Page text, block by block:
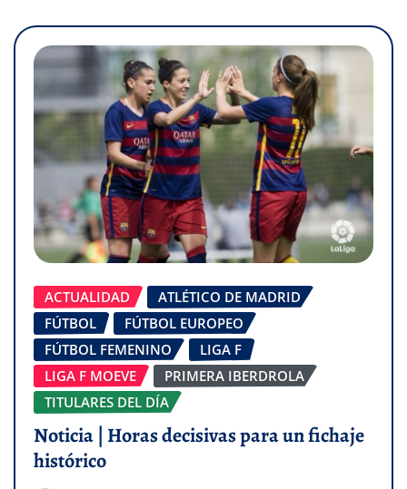
ACTUALIDAD
ATLÉTICO DE MADRID
FÚTBOL
FÚTBOL EUROPEO
FÚTBOL FEMENINO
LIGA F
LIGA F MOEVE
PRIMERA IBERDROLA
TITULARES DEL DÍA
Noticia | Horas decisivas para un fichaje
histórico